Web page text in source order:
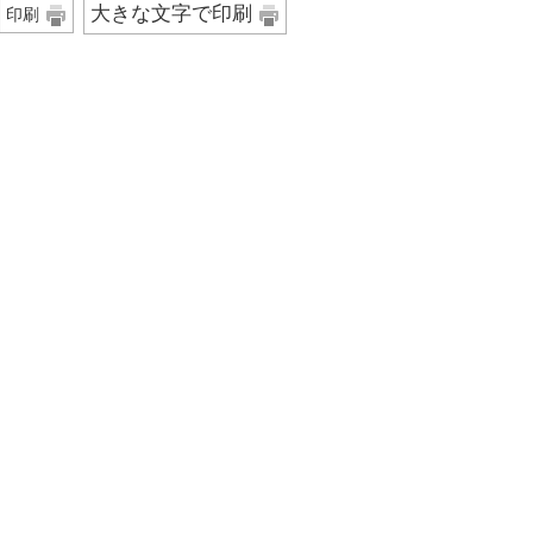
印刷 大きな文字で印刷